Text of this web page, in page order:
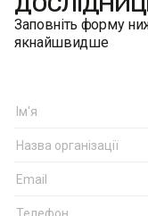
Заповніть форму
якнайшвидше